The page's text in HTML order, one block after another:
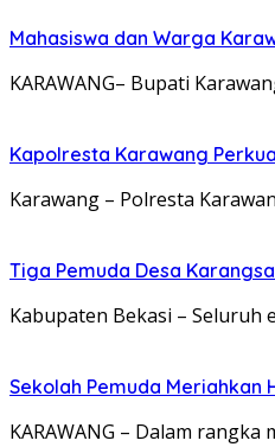
Mahasiswa dan Warga
KARAWANG– Bupati
Kapolresta Karawang
Karawang – Polresta
Tiga Pemuda Desa
Kabupaten Bekasi – Seluruh
Sekolah Pemuda Meriahkan
KARAWANG – Dalam